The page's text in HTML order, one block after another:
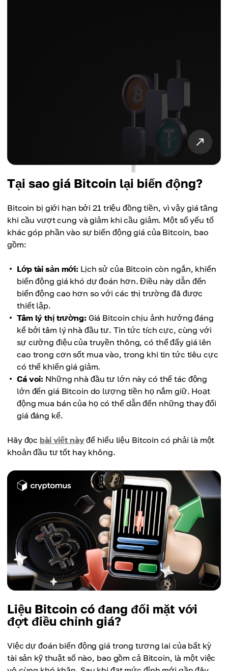
Tại sao giá Bitcoin lại biến động?
Bitcoin bị giới hạn bởi 21 triệu đồng tiền, vì vậy giá tăng
khi cầu vượt cung và giảm khi cầu giảm. Một số yếu tố
khác góp phần vào sự biến động giá của Bitcoin, bao
gồm:
Lớp tài sản mới: Lịch sử của Bitcoin còn ngắn, khiến
biến động giá khó dự đoán hơn. Điều này dẫn đến
biến động cao hơn so với các thị trường đã được
thiết lập.
Tâm lý thị trường: Giá Bitcoin chịu ảnh hưởng đáng
kể bởi tâm lý nhà đầu tư. Tin tức tích cực, cùng với
sự cường điệu của truyền thông, có thể đẩy giá lên
cao trong cơn sốt mua vào, trong khi tin tức tiêu cực
có thể khiến giá giảm.
Cá voi: Những nhà đầu tư lớn này có thể tác động
lớn đến giá Bitcoin do lượng tiền họ nắm giữ. Hoạt
động mua bán của họ có thể dẫn đến những thay đổi
giá đáng kể.
Hãy đọcbài viết nàyđể hiểu liệu Bitcoin có phải là một
khoản đầu tư tốt hay không.
Liệu Bitcoin có đang đối mặt với
đợt điều chỉnh giá?
Việc dự đoán biến động giá trong tương lai của bất kỳ
tài sản kỹ thuật số nào, bao gồm cả Bitcoin, là một việc